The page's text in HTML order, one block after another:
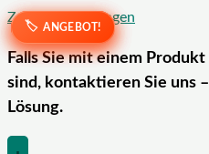
Zum Inhalt springen
Falls Sie mit einem
sind, kontaktieren Sie uns
Lösung.
ANGEBOT!
ANGEBOT!
ANGEBOT!
ANGEBOT!